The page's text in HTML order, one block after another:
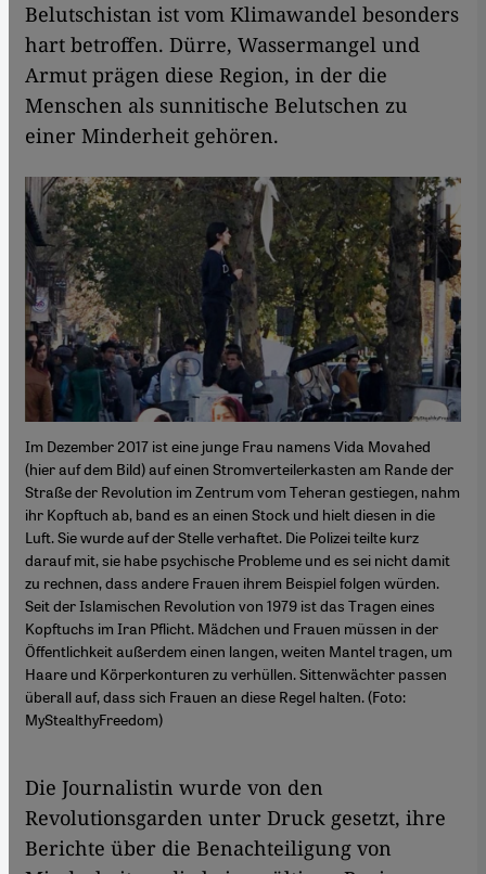
Belutschistan ist vom Klimawandel besonders
hart betroffen. Dürre, Wassermangel und
Armut prägen diese Region, in der die
Menschen als sunnitische Belutschen zu
einer Minderheit gehören.
Im Dezember 2017 ist eine junge Frau namens Vida Movahed
(hier auf dem Bild) auf einen Stromverteilerkasten am Rande der
Straße der Revolution im Zentrum vom Teheran gestiegen, nahm
ihr Kopftuch ab, band es an einen Stock und hielt diesen in die
Luft. Sie wurde auf der Stelle verhaftet. Die Polizei teilte kurz
darauf mit, sie habe psychische Probleme und es sei nicht damit
zu rechnen, dass andere Frauen ihrem Beispiel folgen würden.
Seit der Islamischen Revolution von 1979 ist das Tragen eines
Kopftuchs im Iran Pflicht. Mädchen und Frauen müssen in der
Öffentlichkeit außerdem einen langen, weiten Mantel tragen, um
Haare und Körperkonturen zu verhüllen. Sittenwächter passen
überall auf, dass sich Frauen an diese Regel halten. (Foto:
MyStealthyFreedom)
Die Journalistin wurde von den
Revolutionsgarden unter Druck gesetzt, ihre
Berichte über die Benachteiligung von